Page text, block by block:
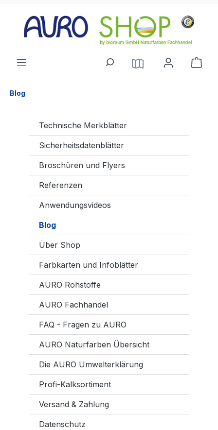
Blog
Technische Merkblätter
Sicherheitsdatenblätter
Broschüren und Flyers
Referenzen
Anwendungsvideos
Blog
Über Shop
Farbkarten und Infoblätter
AURO Rohstoffe
AURO Fachhandel
FAQ - Fragen zu AURO
AURO Naturfarben Übersicht
Die AURO Umwelterklärung
Profi-Kalksortiment
Versand & Zahlung
Datenschutz